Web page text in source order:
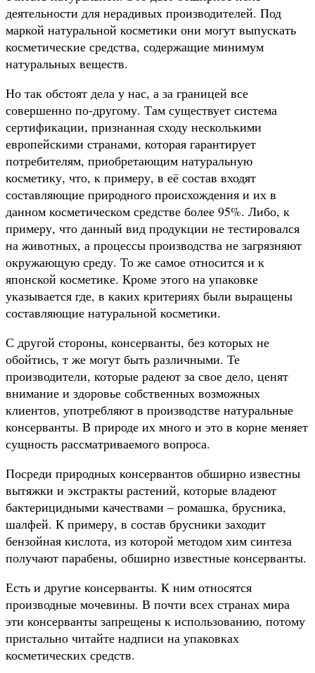
деятельности для нерадивых производителей. Под
маркой натуральной косметики они могут выпускать
косметические средства, содержащие минимум
натуральных веществ.
Но так обстоят дела у нас, а за границей все
совершенно по-другому. Там существует система
сертификации, признанная сходу несколькими
европейскими странами, которая гарантирует
потребителям, приобретающим натуральную
косметику, что, к примеру, в её состав входят
составляющие природного происхождения и их в
данном косметическом средстве более 95%. Либо, к
примеру, что данный вид продукции не тестировался
на животных, а процессы производства не загрязняют
окружающую среду. То же самое относится и к
японской косметике. Кроме этого на упаковке
указывается где, в каких критериях были выращены
составляющие натуральной косметики.
С другой стороны, консерванты, без которых не
обойтись, т же могут быть различными. Те
производители, которые радеют за свое дело, ценят
внимание и здоровье собственных возможных
клиентов, употребляют в производстве натуральные
консерванты. В природе их много и это в корне меняет
сущность рассматриваемого вопроса.
Посреди природных консервантов обширно известны
вытяжки и экстракты растений, которые владеют
бактерицидными качествами – ромашка, брусника,
шалфей. К примеру, в состав брусники заходит
бензойная кислота, из которой методом хим синтеза
получают парабены, обширно известные консерванты.
Есть и другие консерванты. К ним относятся
производные мочевины. В почти всех странах мира
эти консерванты запрещены к использованию, потому
пристально читайте надписи на упаковках
косметических средств.